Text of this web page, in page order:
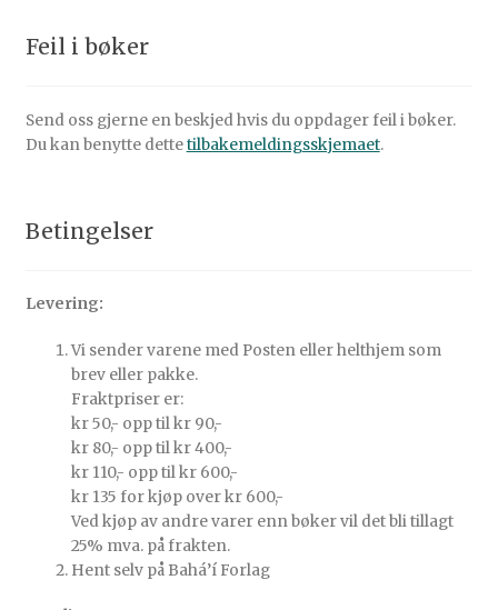
Feil i bøker
Send oss gjerne en beskjed hvis du oppdager feil i bøker.
Du kan benytte dettetilbakemeldingsskjemaet.
Betingelser
Levering:
Vi sender varene med Posten eller helthjem som
brev eller pakke.
Fraktpriser er:
kr 50,- opp til kr 90,-
kr 80,- opp til kr 400,-
kr 110,- opp til kr 600,-
kr 135 for kjøp over kr 600,-
Ved kjøp av andre varer enn bøker vil det bli tillagt
25% mva. på frakten.
Hent selv på Bahá’í Forlag